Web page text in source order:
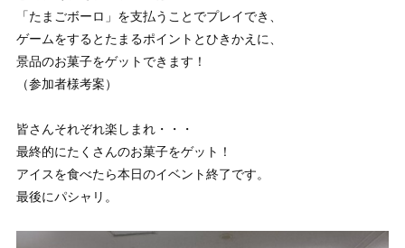
「たまごボーロ」を支払うことでプレイでき、
ゲームをするとたまるポイントとひきかえに、
景品のお菓子をゲットできます！
（参加者様考案）
皆さんそれぞれ楽しまれ・・・
最終的にたくさんのお菓子をゲット！
アイスを食べたら本日のイベント終了です。
最後にパシャリ。